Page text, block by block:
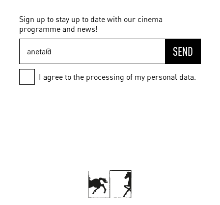
Sign up to stay up to date with our cinema
programme and news!
SEND
I agree to the processing of my personal data.